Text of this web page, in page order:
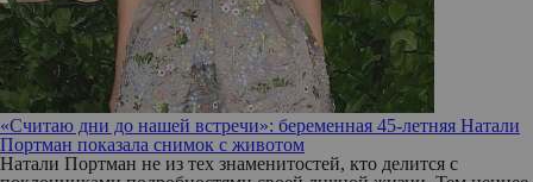
«Считаю дни до нашей встречи»: беременная 45-летняя Натали
Портман показала снимок с животом
Натали Портман не из тех знаменитостей, кто делится с